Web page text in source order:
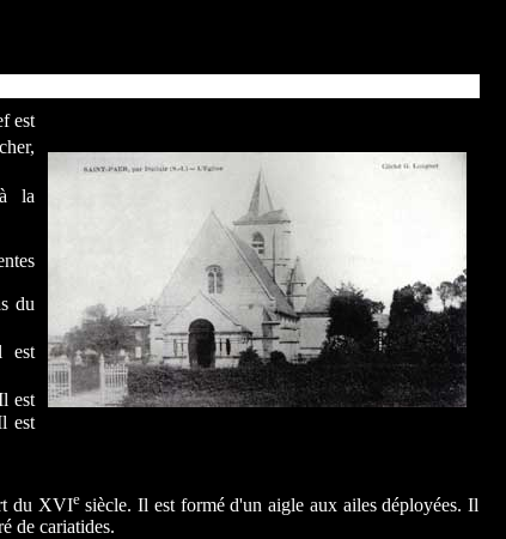
est
la
du
est
est
est
du XVIesiècle. Il est formé d'un aigle aux ailes déployées. Il
de cariatides.